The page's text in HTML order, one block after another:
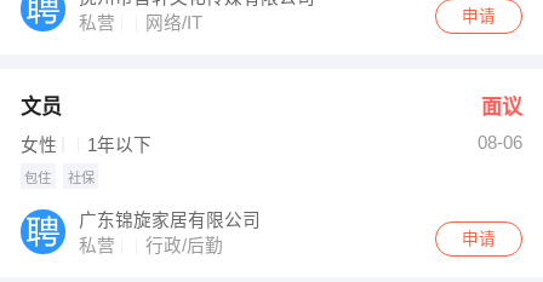
私营
网络/IT 申请
文员 面议
女性 1年以下 08-06
包住 社保
广东锦旋家居有限公司
私营
行政/后勤 申请